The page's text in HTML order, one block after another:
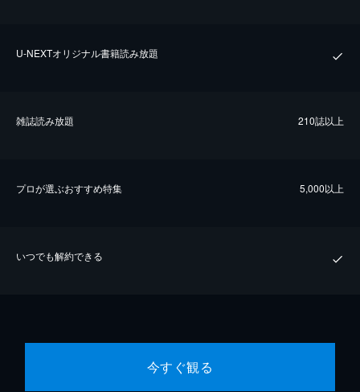
U-NEXTオリジナル書籍読み放題
雑誌読み放題 210誌以上
プロが選ぶおすすめ特集 5,000以上
いつでも解約できる
今すぐ観る